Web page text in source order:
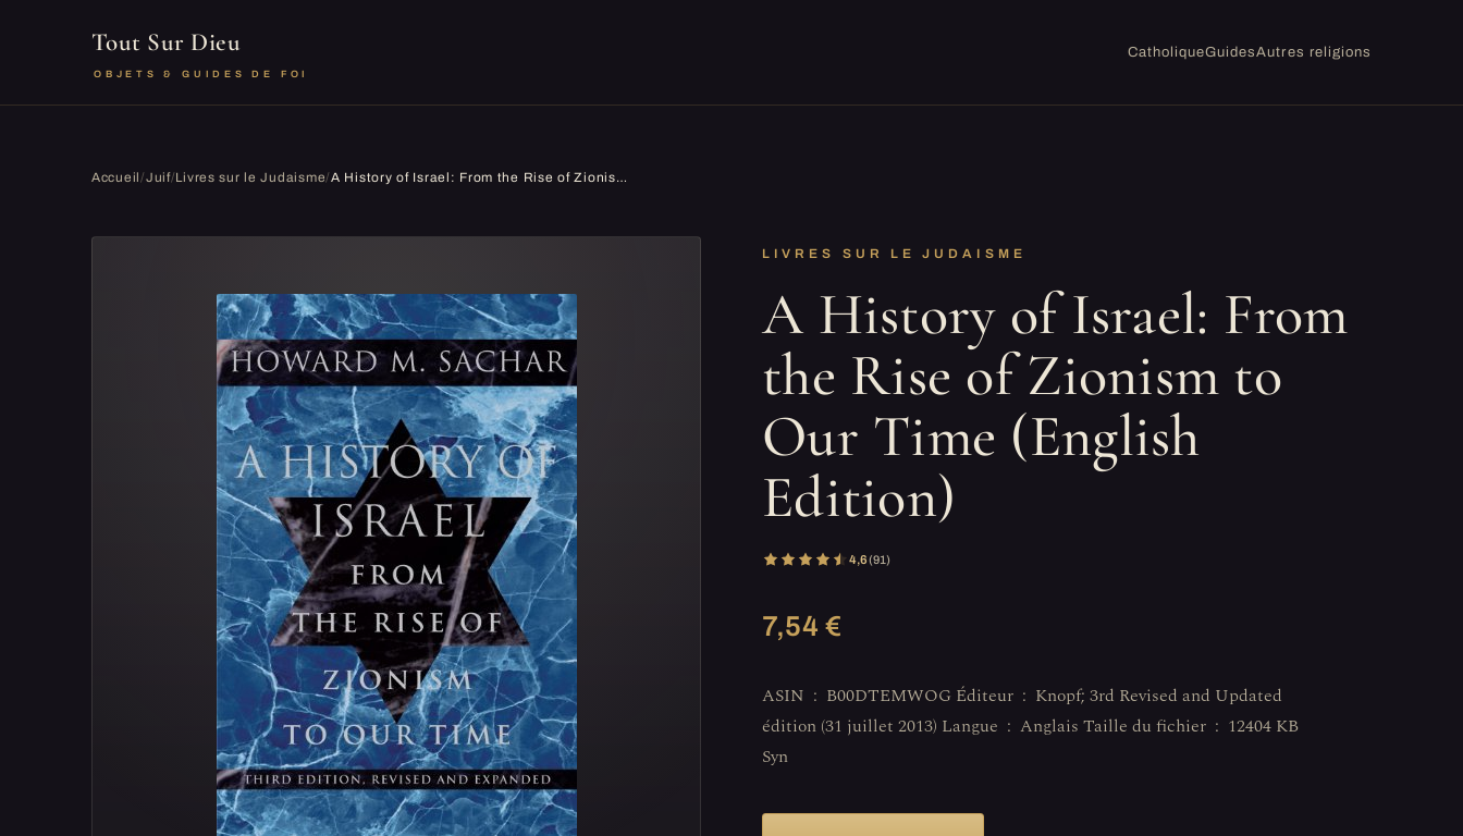
Tout Sur Dieu
OBJETS & GUIDES DE FOI
CatholiqueGuidesAutres religions
Accueil/Juif/Livres sur le Judaisme/ A History of Israel: From the Rise of Zionism to Our Time (English Edition)
LIVRES SUR LE JUDAISME
A History of Israel: From
the Rise of Zionism to
Our Time (English
Edition)
4,6(91)
7,54 €
ASIN ‏ : ‎ B00DTEMWOG Éditeur ‏ : ‎ Knopf; 3rd Revised and Updated
édition (31 juillet 2013) Langue ‏ : ‎ Anglais Taille du fichier ‏ : ‎ 12404 KB
Syn